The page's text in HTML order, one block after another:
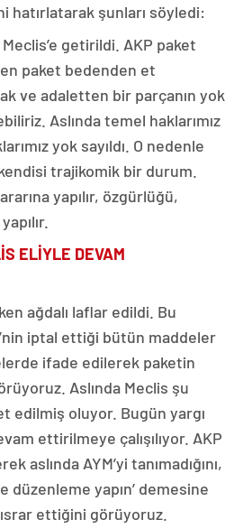
hatırlatarak şunları söyledi:
getirildi. AKP paket
paket bedenden et
ve adaletten bir parçanın yok
Aslında temel haklarımız
yok sayıldı. O nedenle
trajikomik bir durum.
yapılır, özgürlüğü,
ELİYLE DEVAM
ağdalı laflar edildi. Bu
iptal ettiği bütün maddeler
ifade edilerek paketin
Aslında Meclis şu
edilmiş oluyor. Bugün yargı
ettirilmeye çalışılıyor. AKP
aslında AYM’yi tanımadığını,
düzenleme yapın’ demesine
ettiğini görüyoruz.